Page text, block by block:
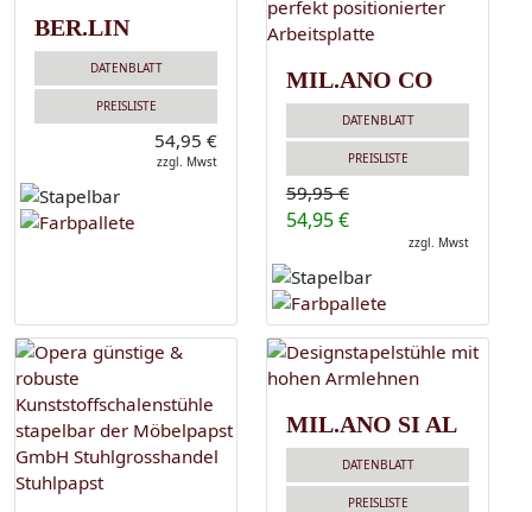
BER.LIN
DATENBLATT
PREISLISTE
54,95 €
zzgl. Mwst
MIL.ANO CO
DATENBLATT
PREISLISTE
59,95 €
54,95 €
zzgl. Mwst
MIL.ANO SI AL
DATENBLATT
PREISLISTE